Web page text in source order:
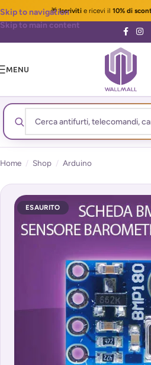
🎁Iscrivitie ricevi il 10% di
Skip to navigation
Skip to main content
MENU
Home / Shop / Arduino
ESAURITO